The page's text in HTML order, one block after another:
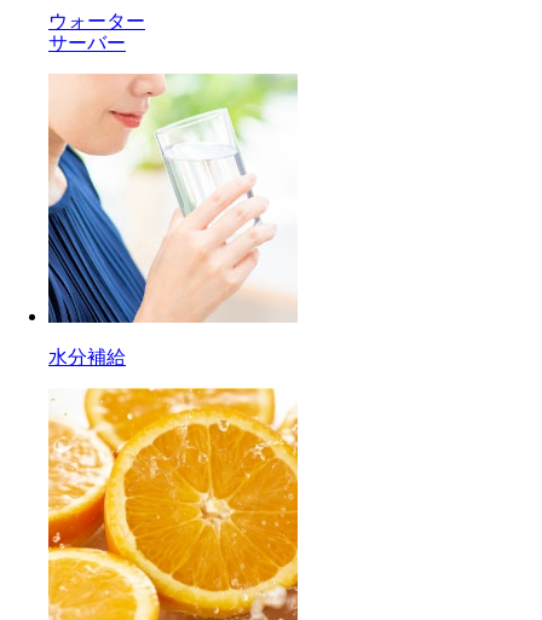
ウォーター
サーバー
水分補給